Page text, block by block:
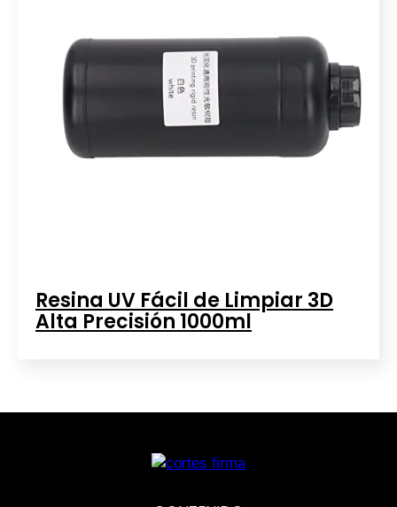
Resina UV Fácil de Limpiar 3D
Alta Precisión 1000ml